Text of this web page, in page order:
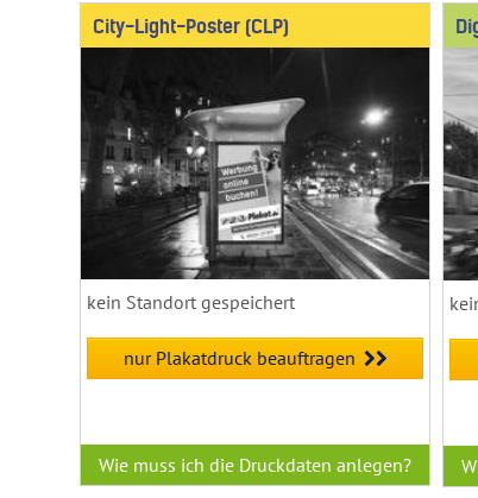
City-Light-Poster (CLP)
kein Standort gespeichert
nur Plakatdruck beauftragen
Wie muss ich die Druckdaten anlegen?